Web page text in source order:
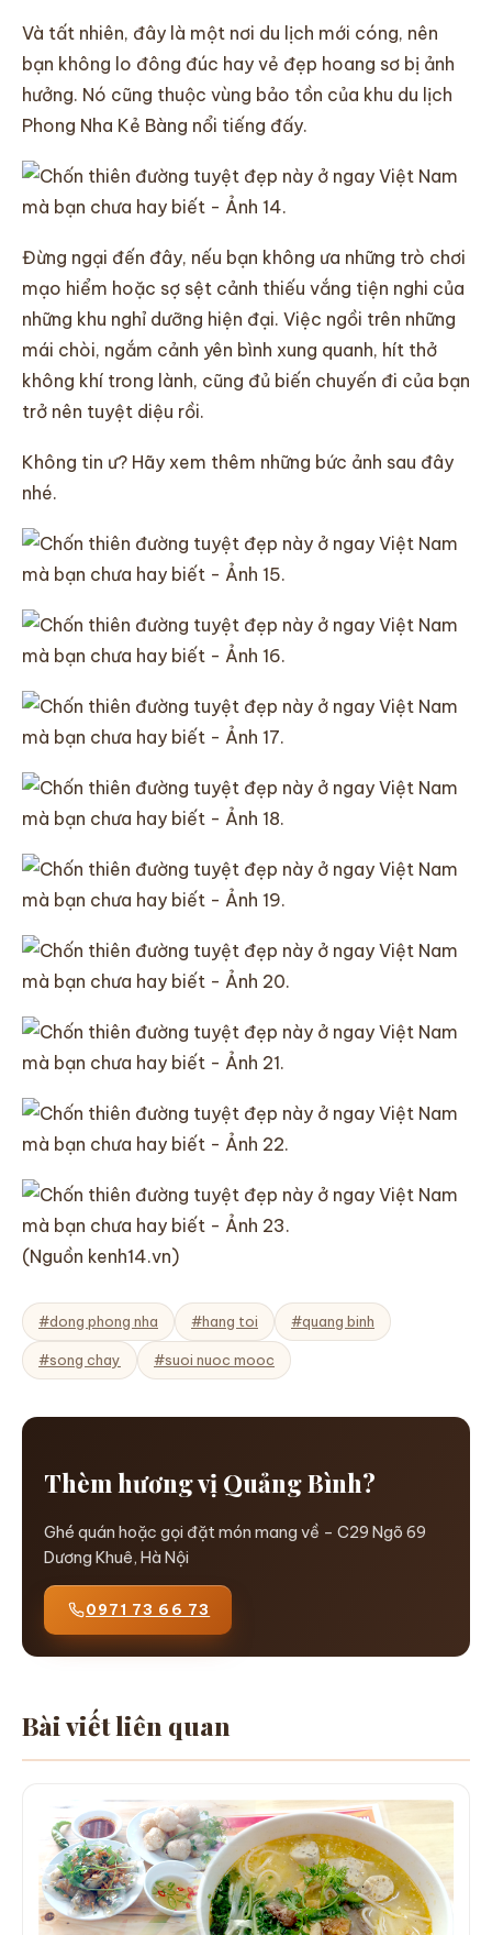
Và tất nhiên, đây là một nơi du lịch mới cóng, nên
bạn không lo đông đúc hay vẻ đẹp hoang sơ bị ảnh
hưởng. Nó cũng thuộc vùng bảo tồn của khu du lịch
Phong Nha Kẻ Bàng nổi tiếng đấy.
Đừng ngại đến đây, nếu bạn không ưa những trò chơi
mạo hiểm hoặc sợ sệt cảnh thiếu vắng tiện nghi của
những khu nghỉ dưỡng hiện đại. Việc ngồi trên những
mái chòi, ngắm cảnh yên bình xung quanh, hít thở
không khí trong lành, cũng đủ biến chuyến đi của bạn
trở nên tuyệt diệu rồi.
Không tin ư? Hãy xem thêm những bức ảnh sau đây
nhé.
(Nguồn kenh14.vn)
#dong phong nha #hang toi #quang binh
#song chay #suoi nuoc mooc
Thèm hương vị Quảng Bình?
Ghé quán hoặc gọi đặt món mang về – C29 Ngõ 69
Dương Khuê, Hà Nội
0971 73 66 73
Bài viết liên quan